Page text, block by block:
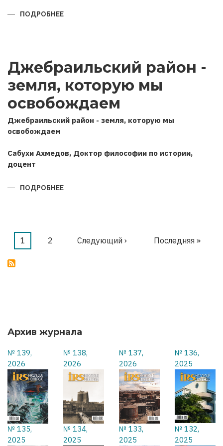
ПОДРОБНЕЕ
ГОДА
(НА
ИНТЕРВЬЮ
ГЛАВЫ
РОССИЙСКИМ
ИНФОРМАЦИОННЫМ
АГЕНТСТВАМ
ТАСС
Джебраильский район -
земля, которую мы
освобождаем
Джебраильский район - земля, которую мы
освобождаем
Сабухи Ахмедов, Доктор философии по истории,
доцент
ПОДРОБНЕЕ
ОСВОБОЖДАЕМ
Нумерация
страниц
Текущая
1 Страница
2
Следующая
Следующий ›
Последняя
Последняя »
Архив журнала
№ 139,
2026
№ 138,
2026
№ 137,
2026
№ 136,
2025
№ 135,
2025
№ 134,
2025
№ 133,
2025
№ 132,
2025